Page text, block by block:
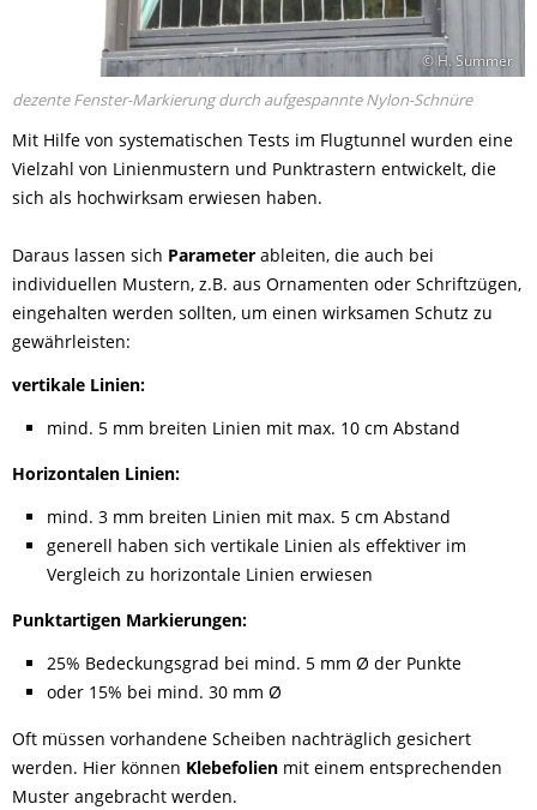
© H. Summer
dezente Fenster-Markierung durch aufgespannte Nylon-Schnüre
Mit Hilfe von systematischen Tests im Flugtunnel wurden eine
Vielzahl von Linienmustern und Punktrastern entwickelt, die
sich als hochwirksam erwiesen haben.
Daraus lassen sich Parameter ableiten, die auch bei
individuellen Mustern, z.B. aus Ornamenten oder Schriftzügen,
eingehalten werden sollten, um einen wirksamen Schutz zu
gewährleisten:
vertikale Linien:
mind. 5 mm breiten Linien mit max. 10 cm Abstand
Horizontalen Linien:
mind. 3 mm breiten Linien mit max. 5 cm Abstand
generell haben sich vertikale Linien als effektiver im
Vergleich zu horizontale Linien erwiesen
Punktartigen Markierungen:
25% Bedeckungsgrad bei mind. 5 mm Ø der Punkte
oder 15% bei mind. 30 mm Ø
Oft müssen vorhandene Scheiben nachträglich gesichert
werden. Hier können Klebefolien mit einem entsprechenden
Muster angebracht werden.